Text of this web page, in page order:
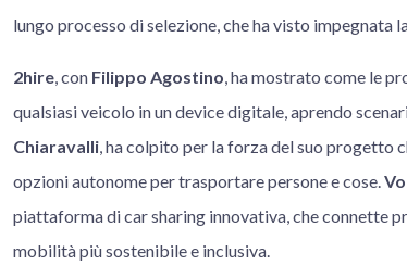
lungo processo di selezione, che ha visto impegnata
2hire, con Filippo Agostino, ha mostrato come le
qualsiasi veicolo in un device digitale, aprendo
Chiaravalli, ha colpito per la forza del suo
opzioni autonome per trasportare persone e cose.
piattaforma di car sharing innovativa, che connette
mobilità più sostenibile e inclusiva.